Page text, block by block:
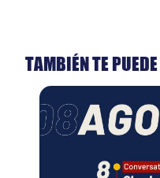
TAMBIÉN TE